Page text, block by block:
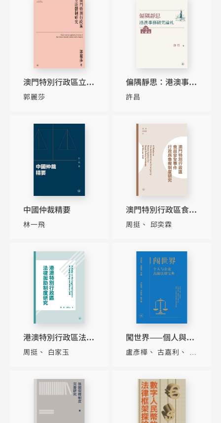
澳門特別行政區立法
體制研究
郭麗莎
偏隅靜思：港澳事務
研究論札
許昌
中國仲裁精要
林一飛
澳門特別行政區食品
安全事件行政應急權
周挺 邱奕霖
港澳特別行政區法律
援助制度研究
周挺 白家玉
闖世界——個人與企
業出海寶典（簡體
盧彥樺 古嘉利
盧